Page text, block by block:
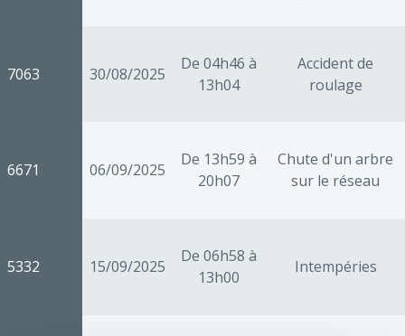
7063 30/08/2025
De 04h46 à
13h04
Accident de
roulage
6671 06/09/2025
De 13h59 à
20h07
Chute d'un arbre
sur le réseau
5332 15/09/2025
De 06h58 à
13h00
Intempéries